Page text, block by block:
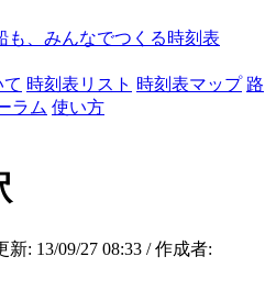
も、みんなでつくる時刻表
時刻表リスト 時刻表マップ 路
ラム 使い方
新: 13/09/27 08:33 / 作成者: